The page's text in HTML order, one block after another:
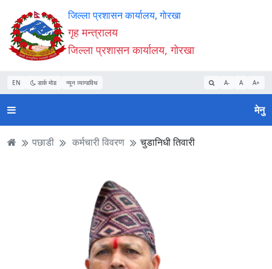
Accessibility
Mode
सुरु
गर्नुहोस्
सामाग्री
पढ्नुहाेस्
नेभिगेसन
पढ्नुहाेस्
वेबसाइट
खोजमा
जानुहोस्
जिल्ला प्रशासन कार्यालय, गाेरखा
गृह मन्त्रालय
जिल्ला प्रशासन कार्यालय, गाेरखा
EN डार्क मोड न्यून व्यान्डविथ A- A A+
मेनु
पछाडी कर्मचारी विवरण चुडानिधी तिवारी